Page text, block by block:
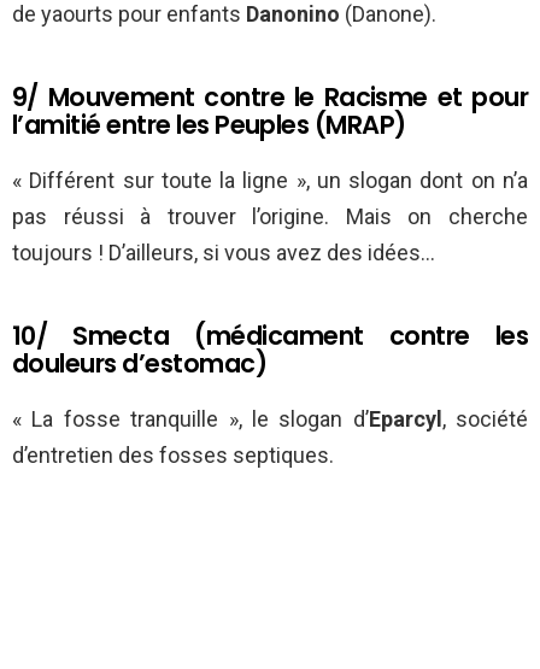
de yaourts pour enfants Danonino (Danone).
9/ Mouvement contre le Racisme et pour
l’amitié entre les Peuples (MRAP)
« Différent sur toute la ligne », un slogan dont on n’a
pas réussi à trouver l’origine. Mais on cherche
toujours ! D’ailleurs, si vous avez des idées…
10/ Smecta (médicament contre les
douleurs d’estomac)
« La fosse tranquille », le slogan d’Eparcyl , société
d’entretien des fosses septiques.